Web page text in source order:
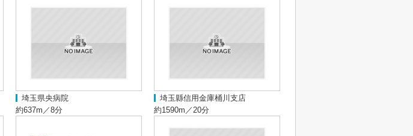
埼玉県央病院
約637m／8分
埼玉縣信用金庫桶川支店
約1590m／20分